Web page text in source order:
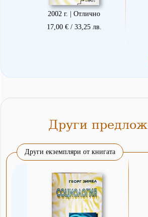
2002 г. | Отлично
17,00 € / 33,25 лв.
Други
Други екземпляри от книгата